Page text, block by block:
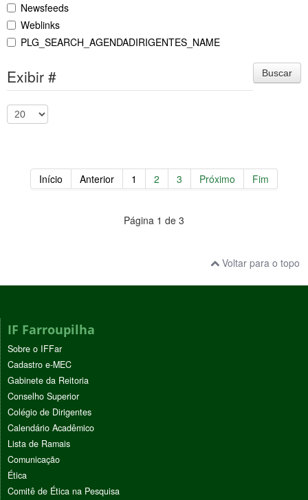
Newsfeeds
Weblinks
PLG_SEARCH_AGENDADIRIGENTES_NAME
Buscar
Exibir #
Início Anterior 1 2 3 Próximo Fim
Página 1 de 3
Voltar para o topo
IF Farroupilha
Sobre o IFFar
Cadastro e-MEC
Gabinete da Reitoria
Conselho Superior
Colégio de Dirigentes
Calendário Acadêmico
Lista de Ramais
Comunicação
Ética
Comitê de Ética na Pesquisa